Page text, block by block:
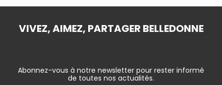
VIVEZ, AIMEZ, PARTAGER BELLEDONNE
Abonnez-vous à notre newsletter pour rester informé
de toutes nos actualités.